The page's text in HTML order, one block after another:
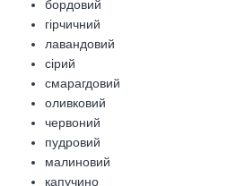
бордовий
гірчичний
лавандовий
сірий
смарагдовий
оливковий
червоний
пудровий
малиновий
капучино